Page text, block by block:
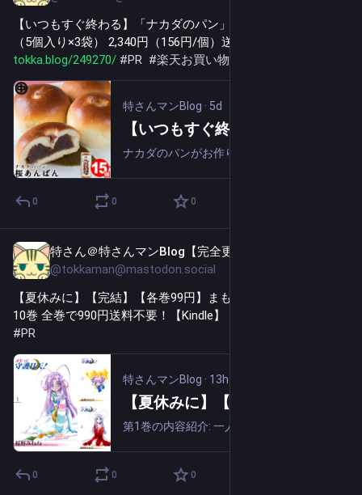
【いつもすぐ終わる】「ナカダのパン」、桜あんぱん 15個
（5個入り×3袋） 2,340円（156円/個）送料無料！
tokka.blog/249270/ #PR #楽天お買い物マラソン
特さんマンBlog · 5d
0 0 0
特さん＠特さんマンBlog【完全更新通知用】
@tokkaman@mastodon.social
【夏休みに】【完結】【各巻99円】まもって守護月天！ 1～
10巻 全巻で990円送料不要！【Kindle】
#PR
特さんマンBlog · 13h
0 0 0